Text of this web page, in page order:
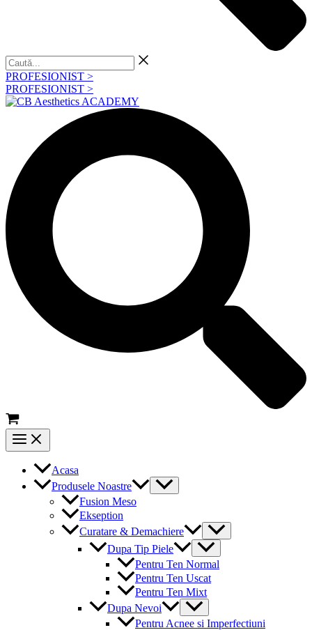
Caută...
PROFESIONIST >
PROFESIONIST >
Main
Menu
Acasa
Produsele Noastre
Menu
Toggle
Fusion Meso
Ekseption
Curatare & Demachiere
Menu
Toggle
Dupa Tip Piele
Menu
Toggle
Pentru Ten Normal
Pentru Ten Uscat
Pentru Ten Mixt
Dupa Nevoi
Menu
Toggle
Pentru Acnee si Imperfectiuni